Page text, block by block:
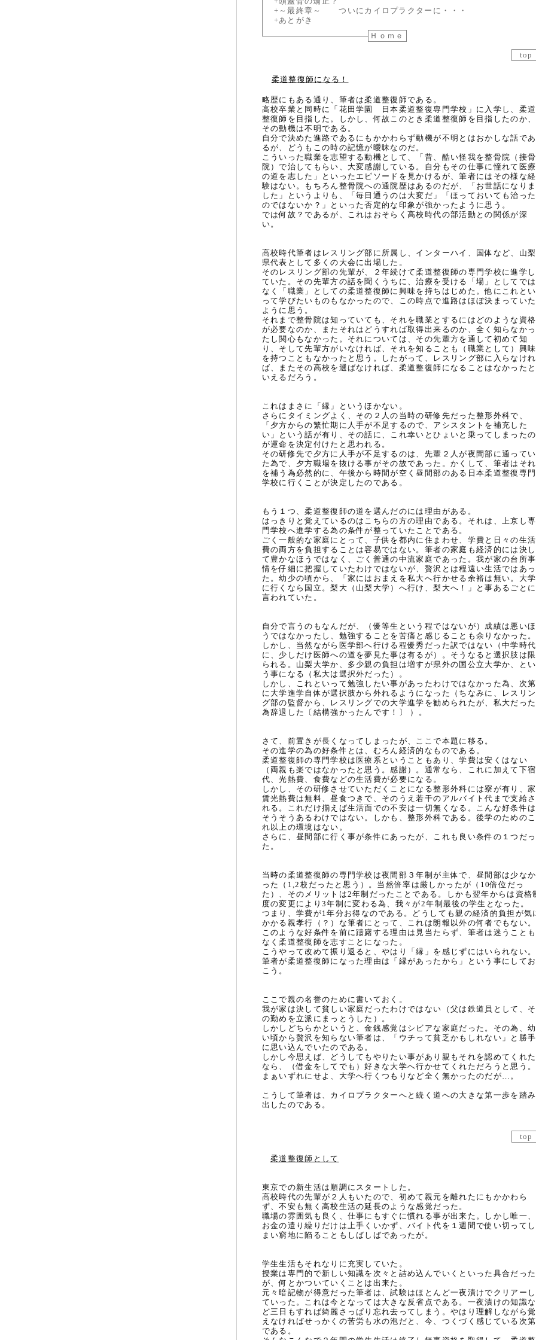
+～最終章～ ついにカイロプラクターに・・・
+あとがき
Ｈｏｍｅ
top
柔道整復師になる！
略歴にもある通り、筆者は柔道整復師である。
高校卒業と同時に「花田学園 日本柔道整復専門学校」に入学し、柔道
整復師を目指した。しかし、何故このとき柔道整復師を目指したのか、
その動機は不明である。
自分で決めた進路であるにもかかわらず動機が不明とはおかしな話であ
るが、どうもこの時の記憶が曖昧なのだ。
こういった職業を志望する動機として、「昔、酷い怪我を整骨院（接骨
院）で治してもらい、大変感謝している。自分もその仕事に憧れて医療
の道を志した」といったエピソードを見かけるが、筆者にはその様な経
験はない。もちろん整骨院への通院歴はあるのだが、「お世話になりま
した」というよりも、「毎日通うのは大変だ」「ほっておいても治った
のではないか？」といった否定的な印象が強かったように思う。
では何故？であるが、これはおそらく高校時代の部活動との関係が深
い。
高校時代筆者はレスリング部に所属し、インターハイ、国体など、山梨
県代表として多くの大会に出場した。
そのレスリング部の先輩が、２年続けて柔道整復師の専門学校に進学し
ていた。その先輩方の話を聞くうちに、治療を受ける「場」としてでは
なく「職業」としての柔道整復師に興味を持ちはじめた。他にこれとい
って学びたいものもなかったので、この時点で進路はほぼ決まっていた
ように思う。
それまで整骨院は知っていても、それを職業とするにはどのような資格
が必要なのか、またそれはどうすれば取得出来るのか、全く知らなかっ
たし関心もなかった。それについては、その先輩方を通して初めて知
り、そして先輩方がいなければ、それを知ることも（職業として）興味
を持つこともなかったと思う。したがって、レスリング部に入らなけれ
ば、またその高校を選ばなければ、柔道整復師になることはなかったと
いえるだろう。
これはまさに「縁」というほかない。
さらにタイミングよく、その２人の当時の研修先だった整形外科で、
「夕方からの繁忙期に人手が不足するので、アシスタントを補充した
い」という話が有り、その話に、これ幸いとひょいと乗ってしまったの
が運命を決定付けたと思われる。
その研修先で夕方に人手が不足するのは、先輩２人が夜間部に通ってい
た為で、夕方職場を抜ける事がその故であった。かくして、筆者はそれ
を補う為必然的に、午後から時間が空く昼間部のある日本柔道整復専門
学校に行くことが決定したのである。
もう１つ、柔道整復師の道を選んだのには理由がある。
はっきりと覚えているのはこちらの方の理由である。それは、上京し専
門学校へ進学する為の条件が整っていたことである。
ごく一般的な家庭にとって、子供を都内に住まわせ、学費と日々の生活
費の両方を負担することは容易ではない。筆者の家庭も経済的には決し
て豊かなほうではなく、ごく普通の中流家庭であった。我が家の台所事
情を仔細に把握していたわけではないが、贅沢とは程遠い生活ではあっ
た。幼少の頃から、「家にはおまえを私大へ行かせる余裕は無い。大学
に行くなら国立。梨大（山梨大学）へ行け、梨大へ！」と事あるごとに
言われていた。
自分で言うのもなんだが、（優等生という程ではないが）成績は悪いほ
うではなかったし、勉強することを苦痛と感じることも余りなかった。
しかし、当然ながら医学部へ行ける程優秀だった訳ではない（中学時代
に、少しだけ医師への道を夢見た事は有るが）。そうなると選択肢は限
られる。山梨大学か、多少親の負担は増すが県外の国公立大学か、とい
う事になる（私大は選択外だった）。
しかし、これといって勉強したい事があったわけではなかった為、次第
に大学進学自体が選択肢から外れるようになった（ちなみに、レスリン
グ部の監督から、レスリングでの大学進学を勧められたが、私大だった
為辞退した〔結構強かったんです！〕 ）。
さて、前置きが長くなってしまったが、ここで本題に移る。
その進学の為の好条件とは、むろん経済的なものである。
柔道整復師の専門学校は医療系ということもあり、学費は安くはない
（両親も楽ではなかったと思う。感謝）。通常なら、これに加えて下宿
代、光熱費、食費などの生活費が必要になる。
しかし、その研修させていただくことになる整形外科には寮が有り、家
賃光熱費は無料、昼食つきで、そのうえ若干のアルバイト代まで支給さ
れる。これだけ揃えば生活面での不安は一切無くなる。こんな好条件は
そうそうあるわけではない。しかも、整形外科である。後学のためのこ
れ以上の環境はない。
さらに、昼間部に行く事が条件にあったが、これも良い条件の１つだっ
た。
当時の柔道整復師の専門学校は夜間部３年制が主体で、昼間部は少なか
った（1,2校だったと思う）。当然倍率は厳しかったが（10倍位だっ
た）、そのメリットは2年制だったことである。しかも翌年からは資格
度の変更により3年制に変わる為、我々が2年制最後の学生となった。
つまり、学費が1年分お得なのである。どうしても親の経済的負担が気
かかる親孝行（？）な筆者にとって、これは朗報以外の何者でもない。
このような好条件を前に躊躇する理由は見当たらず、筆者は迷うことも
なく柔道整復師を志すことになった。
こうやって改めて振り返ると、やはり「縁」を感じずにはいられない。
筆者が柔道整復師になった理由は「縁があったから」という事にしてお
こう。
ここで親の名誉のために書いておく。
我が家は決して貧しい家庭だったわけではない（父は鉄道員として、そ
の勤めを立派にまっとうした）。
しかしどちらかというと、金銭感覚はシビアな家庭だった。その為、幼
い頃から贅沢を知らない筆者は、「ウチって貧乏かもしれない」と勝手
に思い込んでいたのである。
しかし今思えば、どうしてもやりたい事があり親もそれを認めてくれた
なら、（借金をしてでも）好きな大学へ行かせてくれただろうと思う。
まぁいずれにせよ、大学へ行くつもりなど全く無かったのだが…。
こうして筆者は、カイロプラクターへと続く道への大きな第一歩を踏み
出したのである。
top
柔道整復師として
東京での新生活は順調にスタートした。
高校時代の先輩が２人もいたので、初めて親元を離れたにもかかわら
ず、不安も無く高校生活の延長のような感覚だった。
職場の雰囲気も良く、仕事にもすぐに慣れる事が出来た。しかし唯一、
お金の遣り繰りだけは上手くいかず、バイト代を１週間で使い切ってし
まい窮地に陥ることもしばしばであったが。
学生生活もそれなりに充実していた。
授業は専門的で新しい知識を次々と詰め込んでいくといった具合だった
が、何とかついていくことは出来た。
元々暗記物が得意だった筆者は、試験はほとんど一夜漬けでクリアーし
ていった。これは今となっては大きな反省点である。一夜漬けの知識な
ど三日もすれば綺麗さっぱり忘れ去ってしまう。やはり理解しながら覚
えなければせっかくの苦労も水の泡だと、今、つくづく感じている次第
である。